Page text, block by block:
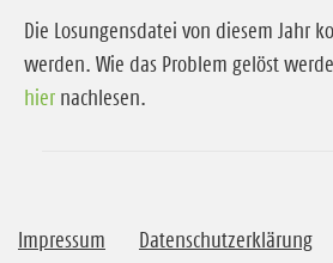
Die Losungensdatei von diesem Jahr
werden. Wie das Problem gelöst
hier nachlesen.
Impressum Datenschutzerklärung